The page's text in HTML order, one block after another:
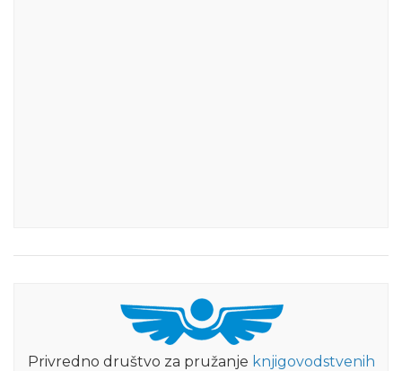
Privredno društvo za pružanje knjigovodstvenih